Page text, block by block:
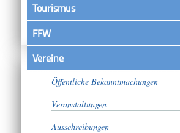
Tourismus
FFW
VereineSatzungen
Öffentliche Bekanntmachungen
Veranstaltungen
Ausschreibungen